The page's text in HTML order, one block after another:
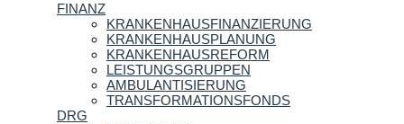
FINANZ
KRANKENHAUSFINANZIERUNG
KRANKENHAUSPLANUNG
KRANKENHAUSREFORM
LEISTUNGSGRUPPEN
AMBULANTISIERUNG
TRANSFORMATIONSFONDS
DRG